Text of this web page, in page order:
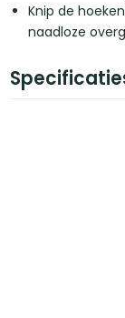
Knip de
naadloze